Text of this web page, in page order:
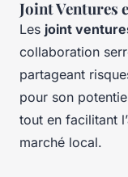
Joint Ventures
Les joint
collaboration
partageant
pour son
tout en facilitant
marché local.